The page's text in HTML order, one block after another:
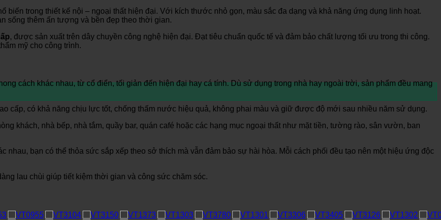
biến trong thiết kế nội – ngoại thất hiện đại. Với kích thước nhỏ gọn, màu sắc đa dạng và khả năng ứng dụng linh hoạt.
sống thêm ấn tượng và bền đẹp theo thời gian.
, được sản xuất trên dây chuyền công nghệ hiện đại. Đạt tiêu chuẩn quốc tế và đảm bảo chất lượng tối ưu trong thi công.
mỹ cho công trình.
cách khác nhau, từ cổ điển, tối giản đến hiện đại hay cá tính. Dù sử dụng trong nhà hay ngoài trời, sản phẩm đều mang
cấp, có khả năng chịu lực tốt, chống thấm nước hiệu quả, không phai màu và giữ được độ mới sau nhiều năm sử dụng.
khách, nhà bếp, nhà tắm, quầy bar, quán café hoặc các hạng mục ngoại thất như mặt tiền, tường rào, sân vườn, ban
nhau, bạn có thể thỏa sức sắp xếp theo sở thích mà vẫn đảm bảo sự hài hòa. Mỗi cách phối đều tạo nên một hiệu ứng độc
lau chùi giúp tiết kiệm thời gian và công sức chăm sóc.